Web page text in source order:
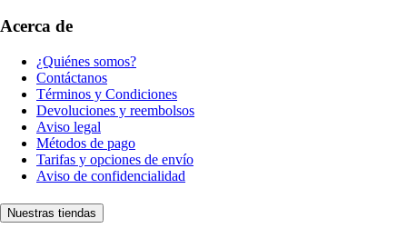
Acerca de
¿Quiénes somos?
Contáctanos
Términos y Condiciones
Devoluciones y reembolsos
Aviso legal
Métodos de pago
Tarifas y opciones de envío
Aviso de confidencialidad
Nuestras tiendas